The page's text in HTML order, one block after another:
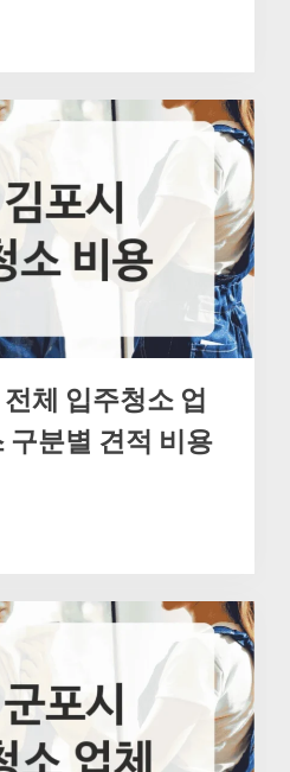
체 입주청소 업
구분별 견적 비용